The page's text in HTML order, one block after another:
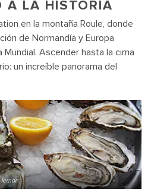
A LA HISTORIA
en la montaña Roule, donde
de Normandía y Europa
Mundial. Ascender hasta la cima
un increíble panorama del